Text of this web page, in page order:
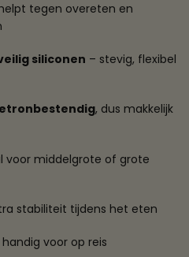
tegen overeten en
siliconen – stevig, flexibel
, dus makkelijk
voor middelgrote of grote
stabiliteit tijdens het eten
handig voor op reis